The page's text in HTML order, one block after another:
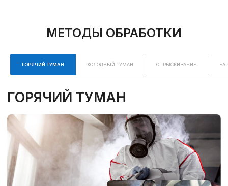
ГОРЯЧИЙ ТУМАН ХОЛОДНЫЙ ТУМАН ОПРЫСКИВАНИЕ